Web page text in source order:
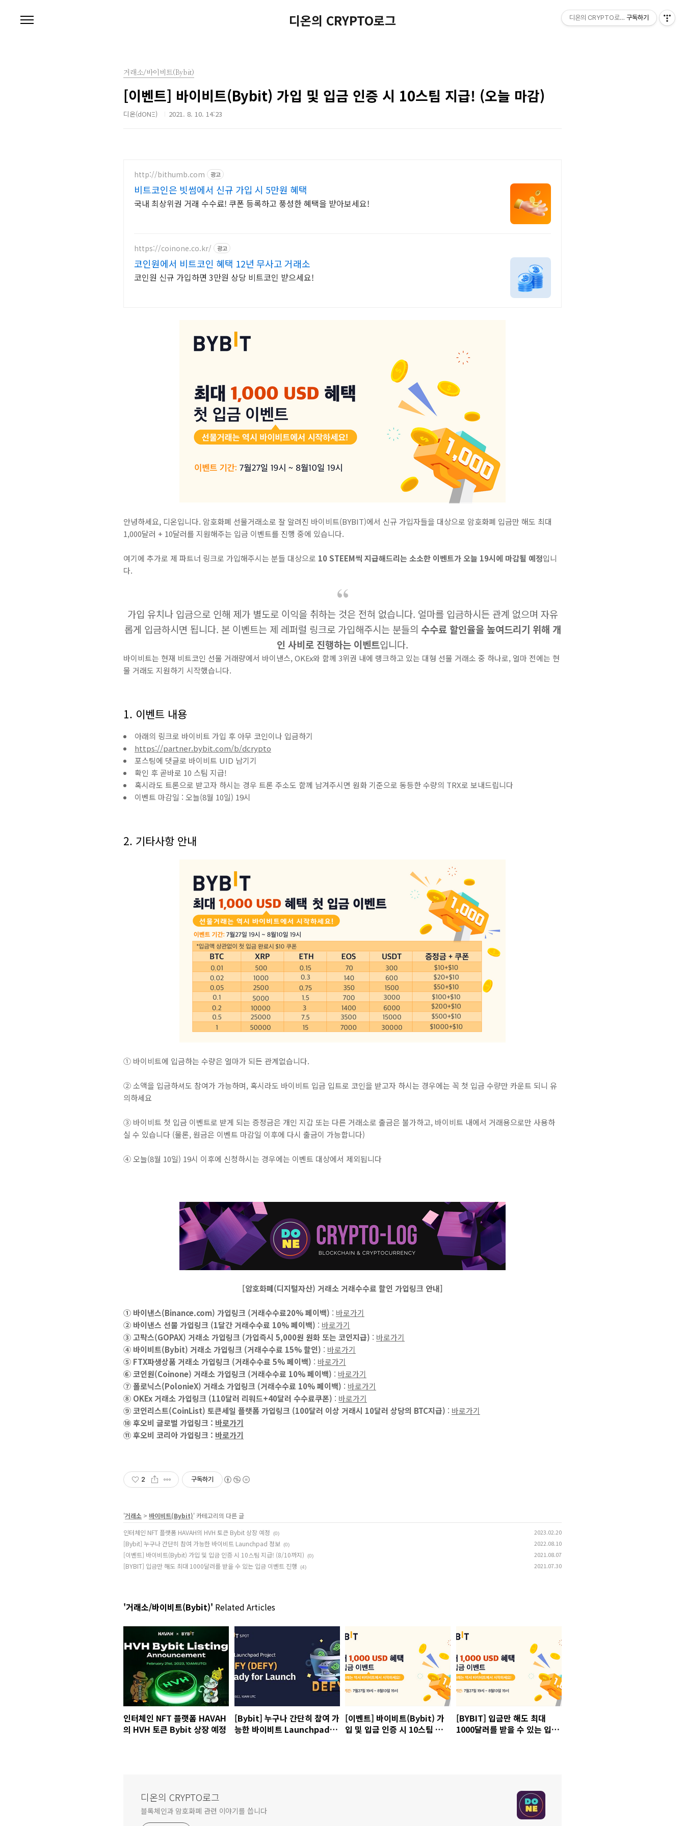
디온의 CRYPTO로그
거래소/바이비트(Bybit)
[이벤트] 바이비트(Bybit) 가입 및 입금 인증 시 10스팀 지급! (오늘 마감)
디온(dONΞ) 2021. 8. 10. 14:23
http://bithumb.com 광고
비트코인은 빗썸에서 신규 가입 시 5만원 혜택
국내 최상위권 거래 수수료! 쿠폰 등록하고 풍성한 혜택을 받아보세요!
https://coinone.co.kr/ 광고
코인원에서 비트코인 혜택 12년 무사고 거래소
코인원 신규 가입하면 3만원 상당 비트코인 받으세요!
안녕하세요, 디온입니다. 암호화폐 선물거래소로 잘 알려진 바이비트(BYBIT)에서 신규 가입자들을 대상으로 암호화폐 입금만 해도 최대
1,000달러 + 10달러를 지원해주는 입금 이벤트를 진행 중에 있습니다.
여기에 추가로 제 파트너 링크로 가입해주시는 분들 대상으로 10 STEEM씩 지급해드리는 소소한 이벤트가 오늘 19시에 마감될 예정입니
다.
가입 유치나 입금으로 인해 제가 별도로 이익을 취하는 것은 전혀 없습니다. 얼마를 입금하시든 관계 없으며 자유
롭게 입금하시면 됩니다. 본 이벤트는 제 레퍼럴 링크로 가입해주시는 분들의 수수료 할인율을 높여드리기 위해 개
인 사비로 진행하는 이벤트입니다.
바이비트는 현재 비트코인 선물 거래량에서 바이낸스, OKEx와 함께 3위권 내에 랭크하고 있는 대형 선물 거래소 중 하나로, 얼마 전에는 현
물 거래도 지원하기 시작했습니다.
1. 이벤트 내용
아래의 링크로 바이비트 가입 후 아무 코인이나 입금하기
https://partner.bybit.com/b/dcrypto
포스팅에 댓글로 바이비트 UID 남기기
확인 후 곧바로 10 스팀 지급!
혹시라도 트론으로 받고자 하시는 경우 트론 주소도 함께 남겨주시면 원화 기준으로 동등한 수량의 TRX로 보내드립니다
이벤트 마감일 : 오늘(8월 10일) 19시
2. 기타사항 안내
① 바이비트에 입금하는 수량은 얼마가 되든 관계없습니다.
② 소액을 입금하셔도 참여가 가능하며, 혹시라도 바이비트 입금 입트로 코인을 받고자 하시는 경우에는 꼭 첫 입금 수량만 카운트 되니 유
의하세요
③ 바이비트 첫 입금 이벤트로 받게 되는 증정금은 개인 지갑 또는 다른 거래소로 출금은 불가하고, 바이비트 내에서 거래용으로만 사용하
실 수 있습니다 (물론, 원금은 이벤트 마감일 이후에 다시 출금이 가능합니다)
④ 오늘(8월 10일) 19시 이후에 신청하시는 경우에는 이벤트 대상에서 제외됩니다
[암호화폐(디지털자산) 거래소 거래수수료 할인 가입링크 안내]
① 바이낸스(Binance.com) 가입링크 (거래수수료20% 페이백) : 바로가기
② 바이낸스 선물 가입링크 (1달간 거래수수료 10% 페이백) : 바로가기
③ 고팍스(GOPAX) 거래소 가입링크 (가입즉시 5,000원 원화 또는 코인지급) : 바로가기
④ 바이비트(Bybit) 거래소 가입링크 (거래수수료 15% 할인) : 바로가기
⑤ FTX파생상품 거래소 가입링크 (거래수수료 5% 페이백) : 바로가기
⑥ 코인원(Coinone) 거래소 가입링크 (거래수수료 10% 페이백) : 바로가기
⑦ 폴로닉스(PolonieX) 거래소 가입링크 (거래수수료 10% 페이백) : 바로가기
⑧ OKEx 거래소 가입링크 (110달러 리워드+40달러 수수료쿠폰) : 바로가기
⑨ 코인리스트(CoinList) 토큰세일 플랫폼 가입링크 (100달러 이상 거래시 10달러 상당의 BTC지급) : 바로가기
⑩ 후오비 글로벌 가입링크 : 바로가기
⑪ 후오비 코리아 가입링크 : 바로가기
2 구독하기
'거래소 > 바이비트(Bybit)' 카테고리의 다른 글
인터체인 NFT 플랫폼 HAVAH의 HVH 토큰 Bybit 상장 예정
(0) 2023.02.20
[Bybit] 누구나 간단히 참여 가능한 바이비트 Launchpad 정보 (0) 2022.08.10
[이벤트] 바이비트(Bybit) 가입 및 입금 인증 시 10스팀 지급! (8/10까지) (0) 2021.08.07
[BYBIT] 입금만 해도 최대 1000달러를 받을 수 있는 입금 이벤트 진행 (4) 2021.07.30
'거래소/바이비트(Bybit)' Related Articles
인터체인 NFT 플랫폼 HAVAH
의 HVH 토큰 Bybit 상장 예정
[Bybit] 누구나 간단히 참여 가
능한 바이비트 Launchpad 정
[이벤트] 바이비트(Bybit) 가
입 및 입금 인증 시 10스팀 지
[BYBIT] 입금만 해도 최대
1000달러를 받을 수 있는 입금
디온의 CRYPTO로그
블록체인과 암호화폐 관련 이야기를 씁니다
디온의 CRYPTO로그 구독하기